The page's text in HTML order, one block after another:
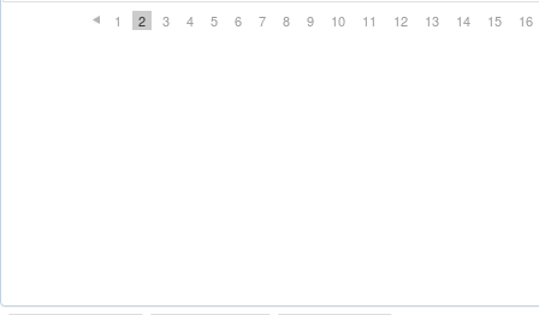
1 2 3 4 5 6 7 8 9 10 11 12 13 14 15 16